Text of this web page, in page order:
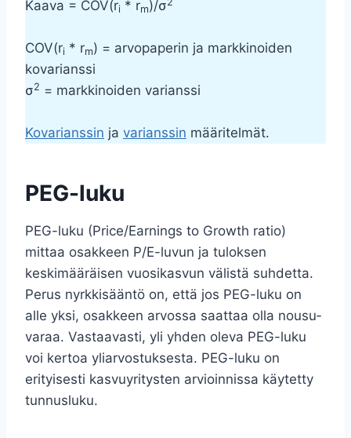
Kaava = COV(ri * rm)/σ
COV(ri * rm) = arvopaperin ja markkinoiden
kovarianssi
σ2 = markkinoiden varianssi
Kovarianssin ja varianssin määritelmät.
PEG-luku
PEG-luku (Price/Earnings to Growth ratio)
mittaa osakkeen P/E-luvun ja ­tuloksen
keskimääräisen vuosi­kasvun välistä suhdetta.
Perus nyrkkisääntö on, että jos PEG-luku on
alle ­yksi, osakkeen arvossa saattaa ­olla nousu­
varaa. Vastaavasti, yli yhden oleva PEG-­luku
voi kertoa yliarvostuksesta. PEG-luku on
erityisesti kasvuyritysten arvioinnissa käytetty
tunnusluku.